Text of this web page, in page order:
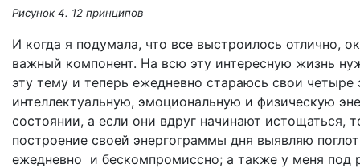
Рисунок 4. 12 принципов
И когда я подумала, что все выстроилось отлично,
важный компонент. На всю эту интересную жизнь
эту тему и теперь ежедневно стараюсь свои четыре
интеллектуальную, эмоциональную и физическую
состоянии, а если они вдруг начинают истощаться,
построение своей энергограммы дня выявляю
ежедневно и бескомпромиссно; а также у меня под